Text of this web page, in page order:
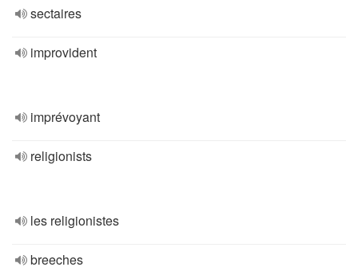
sectaires
improvident
imprévoyant
religionists
les religionistes
breeches